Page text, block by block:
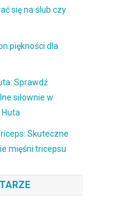
się na ślub czy
piękności dla
Sprawdź
siłownie w
Huta
Skuteczne
mięśni tricepsu